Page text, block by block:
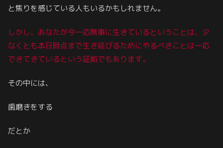
と焦りを感じている人もいるかもしれません。
しかし、あなたが今一応無事に生きているということは、少
なくとも本日時点まで生き延びるためにやるべきことは一応
できてきているという証拠でもあります。
その中には、
歯磨きをする
だとか